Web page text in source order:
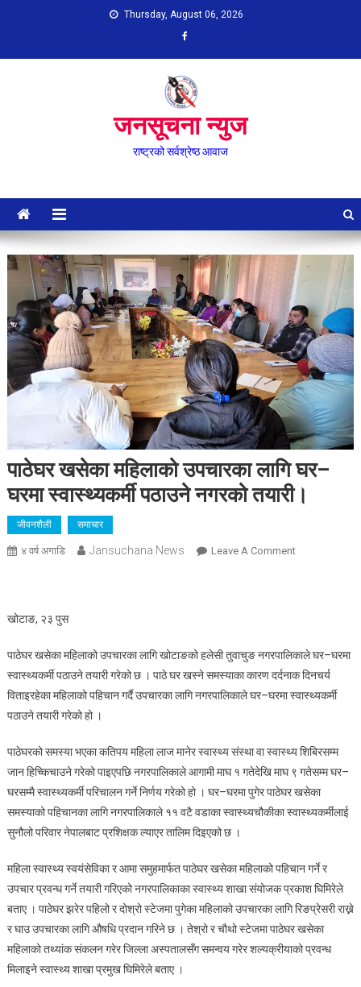
Thursday, August 06, 2026
जनसूचना न्युज
राष्ट्रको सर्वश्रेष्ठ आवाज
पाठेघर खसेका महिलाको उपचारका लागि घर–
घरमा स्वास्थ्यकर्मी पठाउने नगरको तयारी।
जीवनशैली समाचार
४ वर्ष अगाडि Jansuchana News Leave A CommentOn
घर–
घरमा
स्वास्थ्यकर्मी
तयारी।
खोटाङ, २३ पुस
पाठेघर खसेका महिलाको उपचारका लागि खोटाङको हलेसी तुवाचुङ नगरपालिकाले घर–घरमा
स्वास्थ्यकर्मी पठाउने तयारी गरेको छ । पाठे घर खस्ने समस्याका कारण दर्दनाक दिनचर्य
विताइरहेका महिलाको पहिचान गर्दै उपचारका लागि नगरपालिकाले घर–घरमा स्वास्थ्यकर्मी
पठाउने तयारी गरेको हो ।
पाठेघरको समस्या भएका कतिपय महिला लाज मानेर स्वास्थ्य संस्था वा स्वास्थ्य शिबिरसम्म
जान हिच्किचाउने गरेको पाइएपछि नगरपालिकाले आगामी माघ १ गतेदेखि माघ ९ गतेसम्म घर–
घरसम्मै स्वास्थ्यकर्मी परिचालन गर्ने निर्णय गरेको हो । घर–घरमा पुगेर पाठेघर खसेका
समस्याको पहिचानका लागि नगरपालिकाले ११ वटै वडाका स्वास्थ्यचौकीका स्वास्थ्यकर्मीलाई
सुनौलो परिवार नेपालबाट प्रशिक्षक ल्याएर तालिम दिइएको छ ।
महिला स्वास्थ्य स्वयंसेविका र आमा समुहमार्फत पाठेघर खसेका महिलाको पहिचान गर्ने र
उपचार प्रवन्ध गर्ने तयारी गरिएको नगरपालिकाका स्वास्थ्य शाखा संयोजक प्रकाश घिमिरेले
बताए । पाठेघर झरेर पहिलो र दोश्रो स्टेजमा पुगेका महिलाको उपचारका लागि रिङप्रेसरी राख्ने
र घाउ उपचारका लागि औषधि प्रदान गरिने छ । तेश्रो र चौथो स्टेजमा पाठेघर खसेका
महिलाको तथ्यांक संकलन गरेर जिल्ला अस्पतालसँग समन्वय गरेर शल्यक्रीयाको प्रवन्ध
मिलाइने स्वास्थ्य शाखा प्रमुख घिमिरेले बताए ।